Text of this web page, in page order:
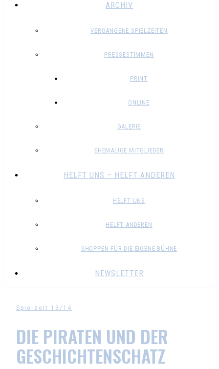
ARCHIV
VERGANGENE SPIELZEITEN
PRESSESTIMMEN
PRINT
ONLINE
GALERIE
EHEMALIGE MITGLIEDER
HELFT UNS – HELFT ANDEREN
HELFT UNS
HELFT ANDEREN
SHOPPEN FÜR DIE EIGENE BÜHNE
NEWSLETTER
Spielzeit 13/14
DIE PIRATEN UND DER
GESCHICHTENSCHATZ